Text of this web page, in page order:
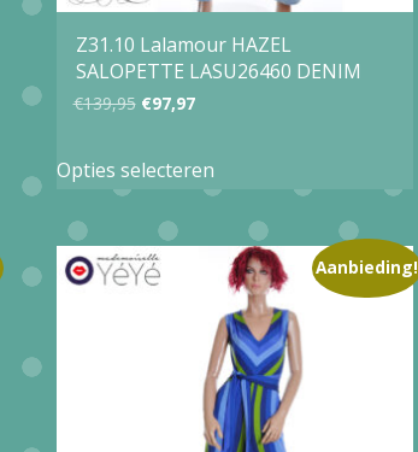
Z31.10 Lalamour HAZEL
SALOPETTE LASU26460 DENIM
€139,95 Oorspronkelijke
was:
€139,95.
€97,97Huidige
is:
Opties selecteren
product
heeft
meerdere
variaties.
Deze
optie
kan
Aanbieding!